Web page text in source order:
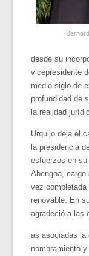
desde su
vicepresidente
medio siglo de
profundidad de
la realidad
Urquijo deja el
la presidencia
esfuerzos en
Abengoa,
vez
renovable. En
agradeció a las
as asociadas la
nombramiento